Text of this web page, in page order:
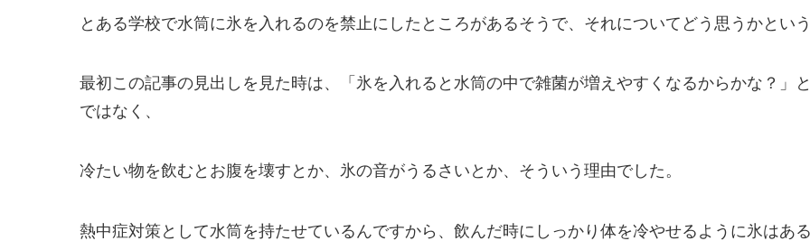
とある学校で水筒に氷を入れるのを禁止にしたところがあるそうで、それについてどう思うかという
最初この記事の見出しを見た時は、「氷を入れると水筒の中で雑菌が増えやすくなるからかな？」
ではなく、
冷たい物を飲むとお腹を壊すとか、氷の音がうるさいとか、そういう理由でした。
熱中症対策として水筒を持たせているんですから、飲んだ時にしっかり体を冷やせるように氷はあ